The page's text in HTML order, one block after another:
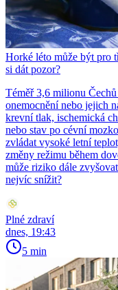
Horké léto může být pro
si dát pozor?
Téměř 3,6 milionu
onemocnění nebo jejich
krevní tlak, ischemická
nebo stav po cévní
zvládat vysoké letní
změny režimu během
může riziko dále
nejvíc snížit?
Plné zdraví
dnes, 19:43
5 min